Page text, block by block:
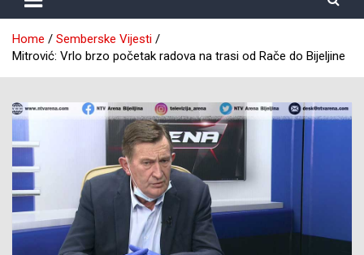
Home
Semberske Vijesti
Mitrović: Vrlo brzo početak radova na trasi od Rače do Bijeljine